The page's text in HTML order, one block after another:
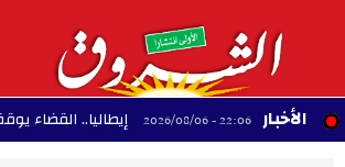
الأخبار
22:06 - 2026/08/06 إيطاليا.. القضاء يوقف صفقة